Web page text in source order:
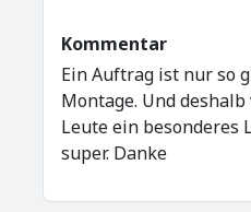
Kommentar
Ein Auftrag ist nur so
Montage. Und
Leute ein besonderes
super. Danke